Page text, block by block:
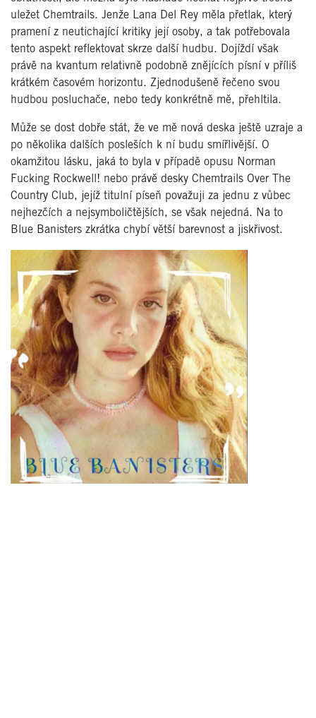
uležet Chemtrails. Jenže Lana Del Rey měla přetlak, který
pramení z neutichající kritiky její osoby, a tak potřebovala
tento aspekt reflektovat skrze další hudbu. Dojíždí však
právě na kvantum relativně podobně znějících písní v příliš
krátkém časovém horizontu. Zjednodušeně řečeno svou
hudbou posluchače, nebo tedy konkrétně mě, přehltila.
Může se dost dobře stát, že ve mě nová deska ještě uzraje a
po několika dalších posleších k ní budu smířlivější. O
okamžitou lásku, jaká to byla v případě opusu Norman
Fucking Rockwell! nebo právě desky Chemtrails Over The
Country Club, jejíž titulní píseň považuji za jednu z vůbec
nejhezčích a nejsymboličtějších, se však nejedná. Na to
Blue Banisters zkrátka chybí větší barevnost a jiskřivost.